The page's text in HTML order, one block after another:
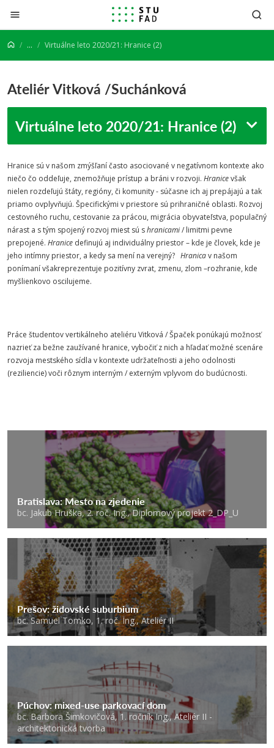
Prejsť na obsah
... Virtuálne leto 2020/21: Hranice (2)
Ateliér Vitková /Suchánková
Virtuálne leto 2020/21: Hranice (2)
Hranice sú v našom zmýšľaní často asociované v negatívnom kontexte ako
niečo čo oddeľuje, znemožňuje prístup a bráni v rozvoji. Hranicevšak
nielen rozdeľujú štáty, regióny, či komunity - súčasne ich aj prepájajú a tak
priamo ovplyvňujú. Špecifickými v priestore sú prihraničné oblasti. Rozvoj
cestovného ruchu, cestovanie za prácou, migrácia obyvateľstva, populačný
nárast a s tým spojený rozvoj miest sú shranicami/ limitmi pevne
prepojené. Hranice definujú aj individuálny priestor – kde je človek, kde je
jeho intímny priestor, a kedy sa mení na verejný? Hranicav našom
ponímaní všakreprezentuje pozitívny zvrat, zmenu, zlom –rozhranie, kde
myšlienkovo oscilujeme.
Práce študentov vertikálneho ateliéru Vitková / Špaček ponúkajú možnosť
nazrieť za bežne zaužívané hranice, vybočiť z nich a hľadať možné scenáre
rozvoja mestského sídla v kontexte udržateľnosti a jeho odolnosti
(reziliencie) voči rôznym interným / externým vplyvom do budúcnosti.
Bratislava: Mesto na zjedenie
bc. Jakub Hruška, 2. roč. Ing., Diplomový projekt 2_DP_U
Prešov: židovské suburbium
bc. Samuel Tomko, 1. roč. Ing., Ateliér II
Púchov: mixed-use parkovací dom
bc. Barbora Šimkovičová, 1. ročník Ing., Ateliér II -
architektonická tvorba